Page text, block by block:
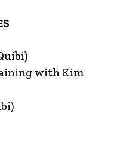
with Kim